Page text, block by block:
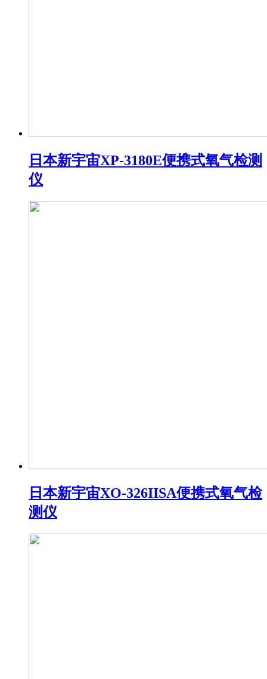
日本新宇宙XP-3180E便携式氧气检测
仪
日本新宇宙XO-326IISA便携式氧气检
测仪